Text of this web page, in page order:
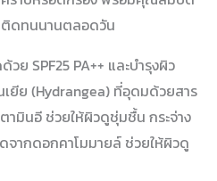
ติดทนนานตลอดวัน
SPF25 PA++ และบำรุงผิว
ยีย (Hydrangea) ที่อุดมด้วยสาร
มินอี ช่วยให้ผิวดูชุ่มชื้น กระจ่าง
ากดอกคาโมมายล์ ช่วยให้ผิวดู